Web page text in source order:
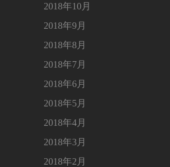
2018年10月
2018年9月
2018年8月
2018年7月
2018年6月
2018年5月
2018年4月
2018年3月
2018年2月